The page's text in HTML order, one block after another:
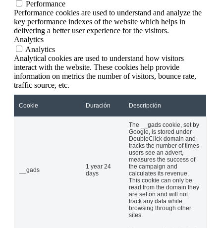
Performance
Performance cookies are used to understand and analyze the
key performance indexes of the website which helps in
delivering a better user experience for the visitors.
Analytics
Analytics
Analytical cookies are used to understand how visitors
interact with the website. These cookies help provide
information on metrics the number of visitors, bounce rate,
traffic source, etc.
Cookie Duración Descripción
__gads
1 year 24
days
The __gads cookie, set by
Google, is stored under
DoubleClick domain and
tracks the number of times
users see an advert,
measures the success of
the campaign and
calculates its revenue.
This cookie can only be
read from the domain they
are set on and will not
track any data while
browsing through other
sites.